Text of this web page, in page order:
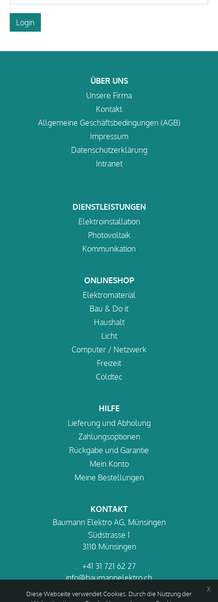
Login
ÜBER UNS
Unsere Firma
Kontakt
Allgemeine Geschäftsbedingungen (AGB)
Impressum
Datenschutzerklärung
Intranet
DIENSTLEISTUNGEN
Elektroinstallation
Photovoltaik
Kommunikation
ONLINESHOP
Elektromaterial
Bau & Do it
Haushalt
Licht
Computer / Netzwerk
Freizeit
Coldtec
HILFE
Lieferung und Abholung
Zahlungsoptionen
Rückgabe und Garantie
Mein Konto
Meine Bestellungen
KONTAKT
Baumann Elektro AG, Münsingen
Südstrasse 1
3110 Münsingen
+41 31 721 62 27
info@baumannelektro.ch
Diese Webseite verwendet Cookies. Durch die Nutzung der
x